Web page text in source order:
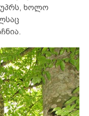
ხოლო